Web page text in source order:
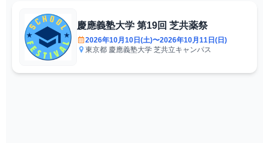
慶應義塾大学 第19回 芝共薬祭
2026年10月10日(土)〜2026年10月11日(日)
東京都 慶應義塾大学 芝共立キャンパス